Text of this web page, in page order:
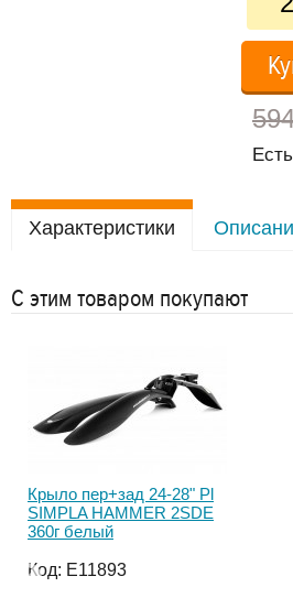
Характеристики
С этим товаром покупают
Крыло пер+зад 24-28" Pl
SIMPLA HAMMER 2SDE
360г белый
Код: E11893